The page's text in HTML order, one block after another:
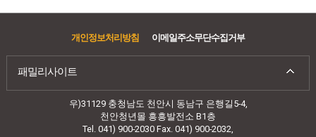
개인정보처리방침 이메일주소무단수집거부
패밀리사이트
우)31129 충청남도 천안시 동남구 은행길5-4,
천안청년몰 흥흥발전소 B1층
Tel. 041) 900-2030 Fax. 041) 900-2032,